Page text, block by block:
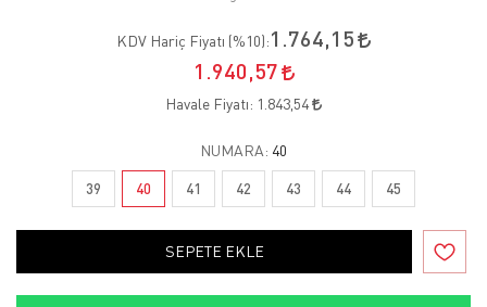
KDV Hariç Fiyatı (%10):1.764,15
1.940,57
Havale Fiyatı: 1.843,54
NUMARA: 40
39 40 41 42 43 44 45
SEPETE EKLE